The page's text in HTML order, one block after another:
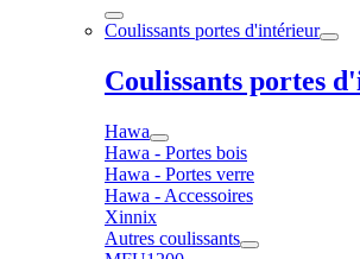
Coulissants portes d'intérieur
Coulissants portes
Hawa
Hawa - Portes bois
Hawa - Portes verre
Hawa - Accessoires
Xinnix
Autres coulissants